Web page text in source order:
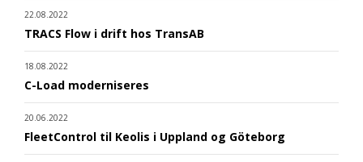
22.08.2022
TRACS Flow i drift hos TransAB
18.08.2022
C-Load moderniseres
20.06.2022
FleetControl til Keolis i Uppland og Göteborg